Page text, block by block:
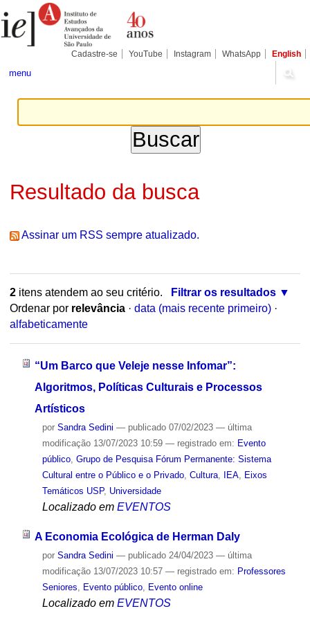
para
conteúdo.
Pessoais
Cadastre-se YouTube Instagram WhatsApp English
menu
Resultado da busca
Assinar um RSS sempre atualizado.
2itens atendem ao seu critério.
Filtrar os resultados
Ordenar por relevância · data (mais recente primeiro) ·
alfabeticamente
“Um Barco que Veleje nesse Infomar”:
Algoritmos, Políticas Culturais e Processos
Artísticos
por Sandra Sedini — publicado07/02/2023 — última
modificação13/07/2023 10:59 — registrado em: Evento
público, Grupo de Pesquisa Fórum Permanente: Sistema
Cultural entre o Público e o Privado, Cultura, IEA,
Eixos
Temáticos USP, Universidade
Localizado em EVENTOS
A Economia Ecológica de Herman Daly
por Sandra Sedini — publicado24/04/2023 — última
modificação13/07/2023 10:57 — registrado em: Professores
Seniores
Evento público, Evento online
Localizado em EVENTOS